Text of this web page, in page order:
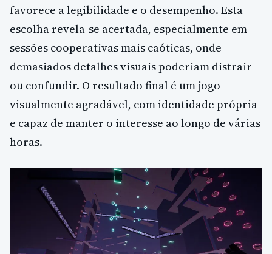
favorece a legibilidade e o desempenho. Esta
escolha revela-se acertada, especialmente em
sessões cooperativas mais caóticas, onde
demasiados detalhes visuais poderiam distrair
ou confundir. O resultado final é um jogo
visualmente agradável, com identidade própria
e capaz de manter o interesse ao longo de várias
horas.